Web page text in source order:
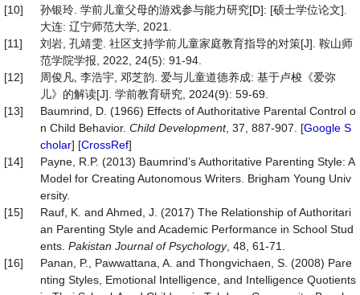
[10]
孙银玲. 学前儿童父母的游戏参与能力研究[D]: [硕士学位论文].
大连: 辽宁师范大学, 2021.
[11]
刘岩, 孔靖雯. 社区支持学前儿童家庭教育指导的对策[J]. 鞍山师
范学院学报, 2022, 24(5): 91-94.
[12]
周俊凡, 李浩宇, 邓芝韵. 爱与儿童道德养成: 基于卢梭《爱弥
儿》的解读[J]. 学前教育研究, 2024(9): 59-69.
[13]
Baumrind, D. (1966) Effects of Authoritative Parental Control o
n Child Behavior. Child Development, 37, 887-907. [Google S
cholar] [CrossRef]
[14]
Payne, R.P. (2013) Baumrind’s Authoritative Parenting Style: A
Model for Creating Autonomous Writers. Brigham Young Univ
ersity.
[15]
Rauf, K. and Ahmed, J. (2017) The Relationship of Authoritari
an Parenting Style and Academic Performance in School Stud
ents. Pakistan Journal of Psychology, 48, 61-71.
[16]
Panan, P., Pawwattana, A. and Thongvichaen, S. (2008) Pare
nting Styles, Emotional Intelligence, and Intelligence Quotients